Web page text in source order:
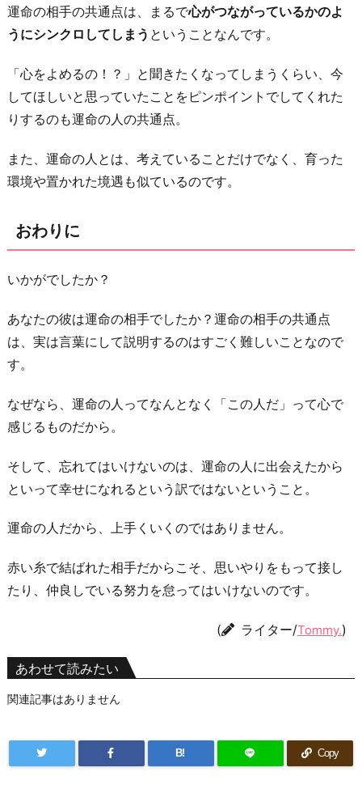
運命の相手の共通点は、まるで心がつながっているかのよ
うにシンクロしてしまう ということなんです。
「心をよめるの！？」と聞きたくなってしまうくらい、今
してほしいと思っていたことをピンポイントでしてくれた
りするのも運命の人の共通点。
また、運命の人とは、考えていることだけでなく、育った
環境や置かれた境遇も似ているのです。
おわりに
いかがでしたか？
あなたの彼は運命の相手でしたか？運命の相手の共通点
は、実は言葉にして説明するのはすごく難しいことなので
す。
なぜなら、運命の人ってなんとなく「この人だ」って心で
感じるものだから。
そして、忘れてはいけないのは、運命の人に出会えたから
といって幸せになれるという訳ではないということ。
運命の人だから、上手くいくのではありません。
赤い糸で結ばれた相手だからこそ、思いやりをもって接し
たり、仲良しでいる努力を怠ってはいけないのです。
( ライター/Tommy.)
あわせて読みたい
関連記事はありません
B! Copy